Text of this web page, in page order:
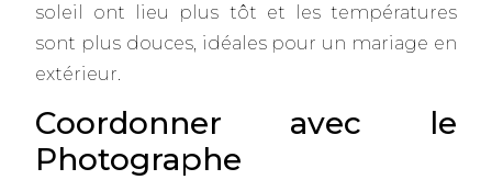
soleil ont lieu plus tôt et les températures
sont plus douces, idéales pour un mariage en
extérieur.
Coordonner avec le
Photographe